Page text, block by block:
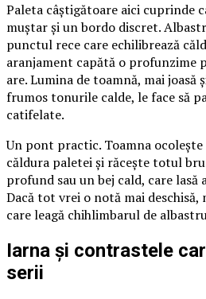
Paleta câștigătoare aici cuprinde
muștar și un bordo discret.
punctul rece care echilibrează
aranjament capătă o profunzime
are. Lumina de toamnă, mai joasă
frumos tonurile calde, le face să
catifelate.
Un pont practic. Toamna
căldura paletei și răcește totul
profund sau un bej cald, care
Dacă tot vrei o notă mai
care leagă chihlimbarul de
Iarna și contrastele
serii